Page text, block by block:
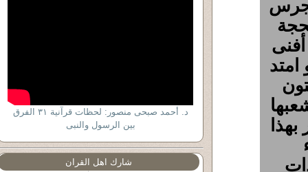
امتد
د. أحمد صبحى منصور: لحظات قرآنية ٣١ الفرق
بين الرسول والنبى
شارك اهل القران